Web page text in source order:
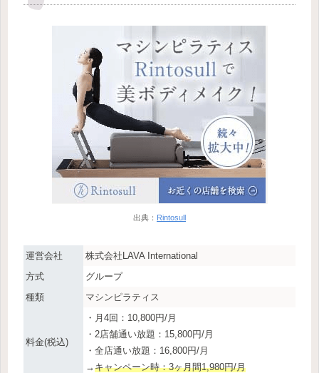
出典： Rintosull
運営会社
株式会社LAVA International
方式
グループ
種類
マシンピラティス
料金(税込)
・月4回：10,800円/月
・2店舗通い放題：15,800円/月
・全店通い放題：16,800円/月
→キャンペーン時：3ヶ月間1,980円/月